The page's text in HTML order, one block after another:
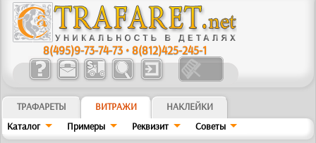
8(495)9-73-74-73 •8(812)425-245-1
ТРАФАРЕТЫ ВИТРАЖИ
НАКЛЕЙКИ
Кaтaлoг
Примеры Реквизит Советы